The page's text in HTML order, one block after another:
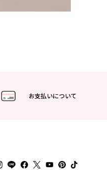
お支払いについて